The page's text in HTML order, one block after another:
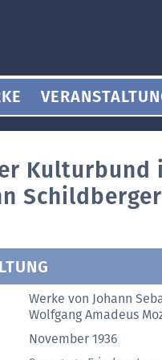
Kulturbund
Schildberger
Werke von Johann
Wolfgang Amadeus
November 1936